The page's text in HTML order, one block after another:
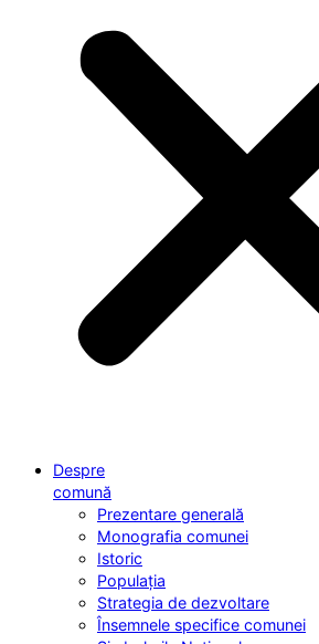
Despre
comună
Prezentare generală
Monografia comunei
Istoric
Populația
Strategia de dezvoltare
Însemnele specifice comunei